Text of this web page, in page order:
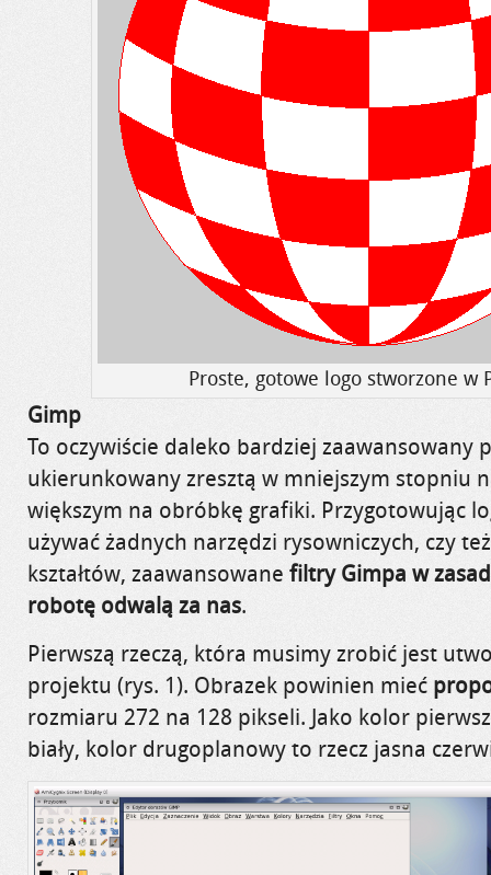
Proste, gotowe logo stworzone w
Gimp
To oczywiście daleko bardziej zaawansowany
ukierunkowany zresztą w mniejszym stopniu
większym na obróbkę grafiki. Przygotowując
używać żadnych narzędzi rysowniczych, czy
kształtów, zaawansowane filtry Gimpa w
robotę odwalą za nas.
Pierwszą rzeczą, która musimy zrobić jest
projektu (rys. 1). Obrazek powinien mieć
rozmiaru 272 na 128 pikseli. Jako kolor
biały, kolor drugoplanowy to rzecz jasna